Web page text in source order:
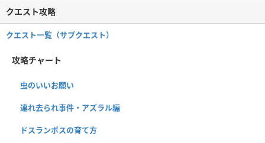
クエスト攻略
クエスト一覧（サブクエスト）
攻略チャート
虫のいいお願い
連れ去られ事件・アズラル編
ドスランポスの育て方